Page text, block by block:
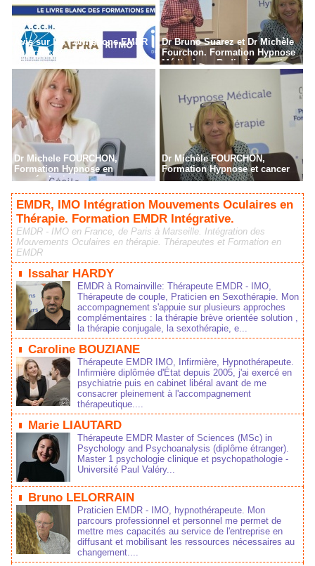
Avis sur les Formations EMDR
en France
Dr Bruno Suarez et Dr Michèle
Fourchon. Formation Hypnose
Médicale en Radiodiagnostic,
Dr Michele FOURCHON,
Formation Hypnose en
cancérologie
Dr Michèle FOURCHON,
Formation Hypnose et cancer
EMDR, IMO Intégration Mouvements Oculaires en
Thérapie. Formation EMDR Intégrative.
EMDR - IMO en France, de Paris à Marseille. Intégration des
Mouvements Oculaires en thérapie. Thérapeutes et Formation en
EMDR
Issahar HARDY
EMDR à Romainville: Thérapeute EMDR - IMO,
Thérapeute de couple, Praticien en Sexothérapie. Mon
accompagnement s'appuie sur plusieurs approches
complémentaires : la thérapie brève orientée solution ,
la thérapie conjugale, la sexothérapie, e...
Caroline BOUZIANE
Thérapeute EMDR IMO, Infirmière, Hypnothérapeute.
Infirmière diplômée d'État depuis 2005, j'ai exercé en
psychiatrie puis en cabinet libéral avant de me
consacrer pleinement à l'accompagnement
thérapeutique....
Marie LIAUTARD
Thérapeute EMDR Master of Sciences (MSc) in
Psychology and Psychoanalysis (diplôme étranger).
Master 1 psychologie clinique et psychopathologie -
Université Paul Valéry...
Bruno LELORRAIN
Praticien EMDR - IMO, hypnothérapeute. Mon
parcours professionnel et personnel me permet de
mettre mes capacités au service de l'entreprise en
diffusant et mobilisant les ressources nécessaires au
changement....